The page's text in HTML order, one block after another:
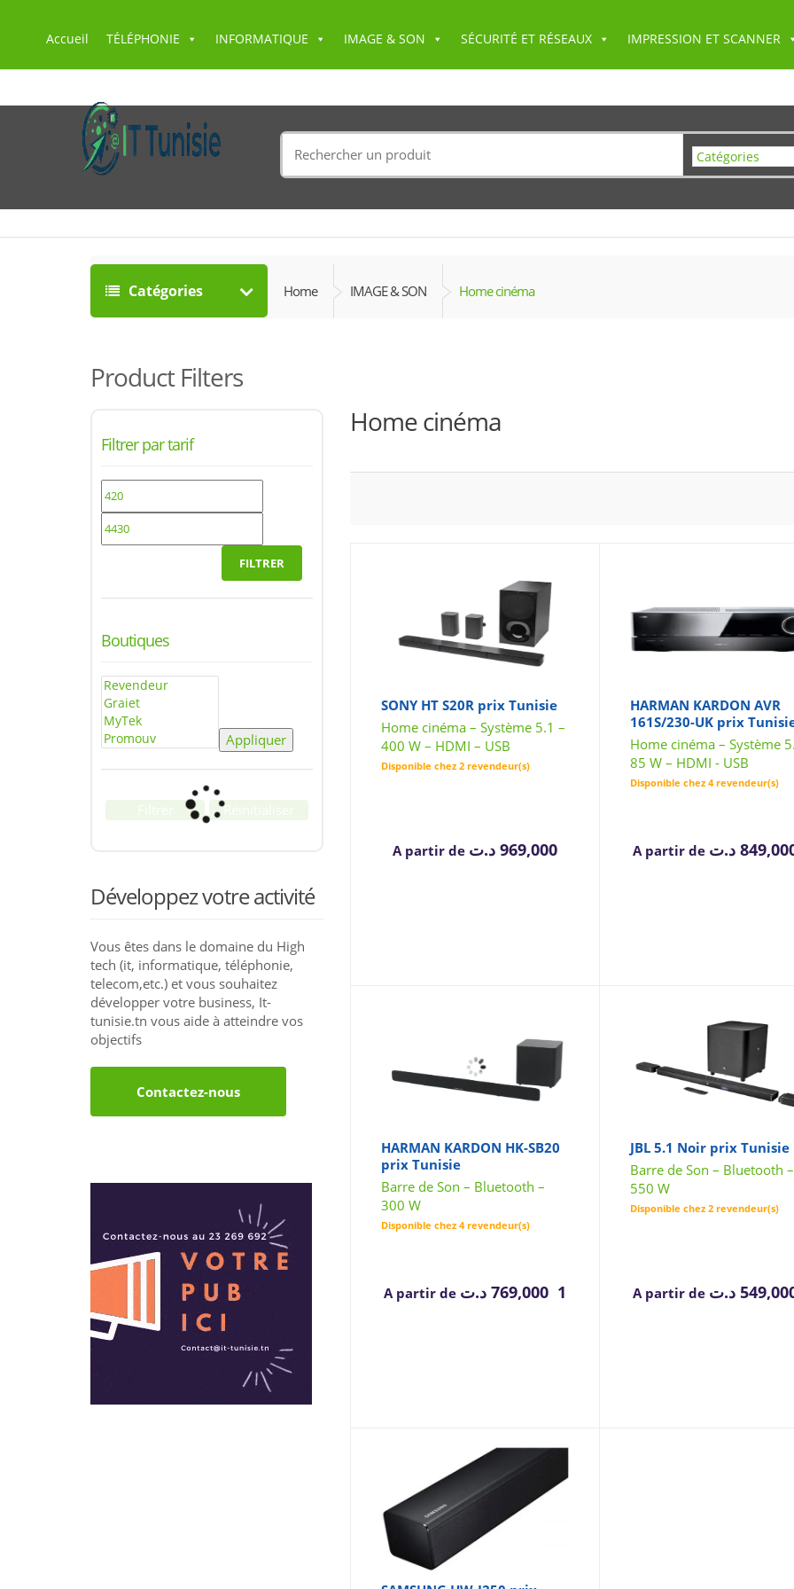
Accueil TÉLÉPHONIE INFORMATIQUE IMAGE & SON SÉCURITÉ ET RÉSEAUX IMPRESSION ET SCANNER
for:
Catégories Home IMAGE & SON Home cinéma
Home cinéma
SONY HT S20R prix Tunisie
Home cinéma – Système 5.1 –
400 W – HDMI – USB
Disponible chez 2 revendeur(s)
A partir de 969,000 د.ت
HARMAN KARDON AVR
161S/230-UK prix
Home cinéma – Système
85 W – HDMI - USB
Disponible chez 4 revendeur(s)
A partir de د.ت
HARMAN KARDON HK-SB20
prix Tunisie
Barre de Son – Bluetooth –
300 W
Disponible chez 4 revendeur(s)
A partir de 1 769,000 د.ت
JBL 5.1 Noir prix Tunisie
Barre de Son – Bluetooth –
550 W
Disponible chez 2 revendeur(s)
A partir de د.ت
Product Filters
Filtrer par tarif
FILTRER
Boutiques
Appliquer
Réinitialiser
Développez votre activité
Vous êtes dans le domaine du High
tech (it, informatique, téléphonie,
telecom,etc.) et vous souhaitez
développer votre business, It-
tunisie.tn vous aide à atteindre vos
objectifs
Contactez-nous